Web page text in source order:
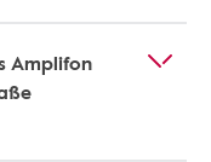
Amplifon